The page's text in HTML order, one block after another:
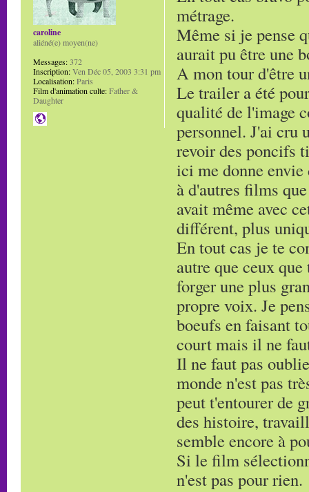
métrage.
Même si je pense
aurait pu être une
A mon tour d'être
Le trailer a été
qualité de l'image
personnel. J'ai cru
revoir des poncifs
ici me donne
à d'autres films
avait même avec
différent, plus
En tout cas je te
autre que ceux
forger une plus
propre voix. Je
boeufs en faisant
court mais il ne
Il ne faut pas
monde n'est pas
peut t'entourer de
des histoire,
semble encore à
Si le film
n'est pas pour rien.
caroline
aliéné(e) moyen(ne)
Messages:372
Inscription:Ven Déc 05, 2003 3:31 pm
Localisation:Paris
Film d'animation culte:Father &
Daughter